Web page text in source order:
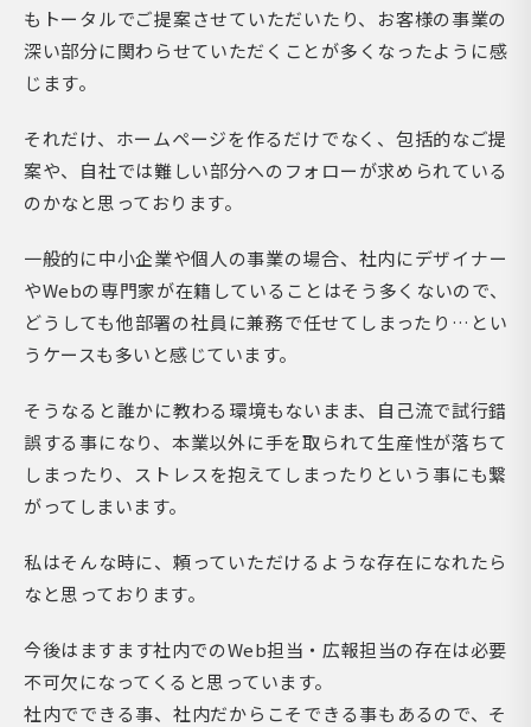
もトータルでご提案させていただいたり、お客様の事業の
深い部分に関わらせていただくことが多くなったように感
じます。
それだけ、ホームページを作るだけでなく、包括的なご提
案や、自社では難しい部分へのフォローが求められている
のかなと思っております。
一般的に中小企業や個人の事業の場合、社内にデザイナー
やWebの専門家が在籍していることはそう多くないので、
どうしても他部署の社員に兼務で任せてしまったり…とい
うケースも多いと感じています。
そうなると誰かに教わる環境もないまま、自己流で試行錯
誤する事になり、本業以外に手を取られて生産性が落ちて
しまったり、ストレスを抱えてしまったりという事にも繋
がってしまいます。
私はそんな時に、頼っていただけるような存在になれたら
なと思っております。
今後はますます社内でのWeb担当・広報担当の存在は必要
不可欠になってくると思っています。
社内でできる事、社内だからこそできる事もあるので、そ